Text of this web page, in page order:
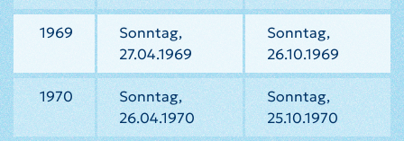
1969
Sonntag,
27.04.1969
Sonntag,
26.10.1969
1970
Sonntag,
26.04.1970
Sonntag,
25.10.1970